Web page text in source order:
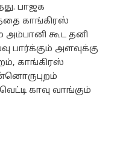
பாஜக
காங்கிரஸ்
கூட தனி
பார்க்கும் அளவுக்கு
காங்கிரஸ்
காவு வாங்கும்